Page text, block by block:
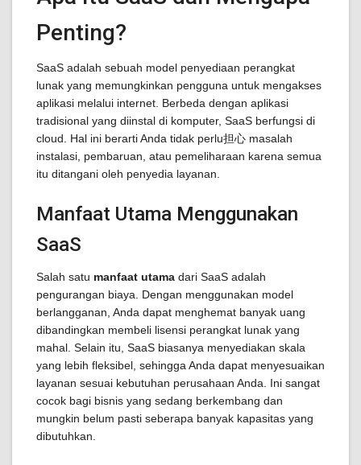
Penting?
SaaS adalah sebuah model penyediaan perangkat
lunak yang memungkinkan pengguna untuk mengakses
aplikasi melalui internet. Berbeda dengan aplikasi
tradisional yang diinstal di komputer, SaaS berfungsi di
cloud. Hal ini berarti Anda tidak perlu担心 masalah
instalasi, pembaruan, atau pemeliharaan karena semua
itu ditangani oleh penyedia layanan.
Manfaat Utama Menggunakan
SaaS
Salah satu manfaat utama dari SaaS adalah
pengurangan biaya. Dengan menggunakan model
berlangganan, Anda dapat menghemat banyak uang
dibandingkan membeli lisensi perangkat lunak yang
mahal. Selain itu, SaaS biasanya menyediakan skala
yang lebih fleksibel, sehingga Anda dapat menyesuaikan
layanan sesuai kebutuhan perusahaan Anda. Ini sangat
cocok bagi bisnis yang sedang berkembang dan
mungkin belum pasti seberapa banyak kapasitas yang
dibutuhkan.